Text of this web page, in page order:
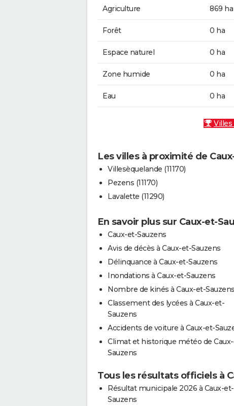
Agriculture 869 ha
Forêt 0 ha
Espace naturel 0 ha
Zone humide 0 ha
Eau 0 ha
Villes
Les villes à proximité de
Villesèquelande (11170)
Pezens (11170)
Lavalette (11290)
En savoir plus sur Caux-et-
Caux-et-Sauzens
Avis de décès à Caux-et-Sauzens
Délinquance à Caux-et-Sauzens
Inondations à Caux-et-Sauzens
Nombre de kinés à Caux-et-Sauzens
Classement des lycées à Caux-et-
Sauzens
Accidents de voiture à Caux-et-
Climat et historique météo de
Sauzens
Tous les résultats officiels à
Résultat municipale 2026 à Caux-et-
Sauzens